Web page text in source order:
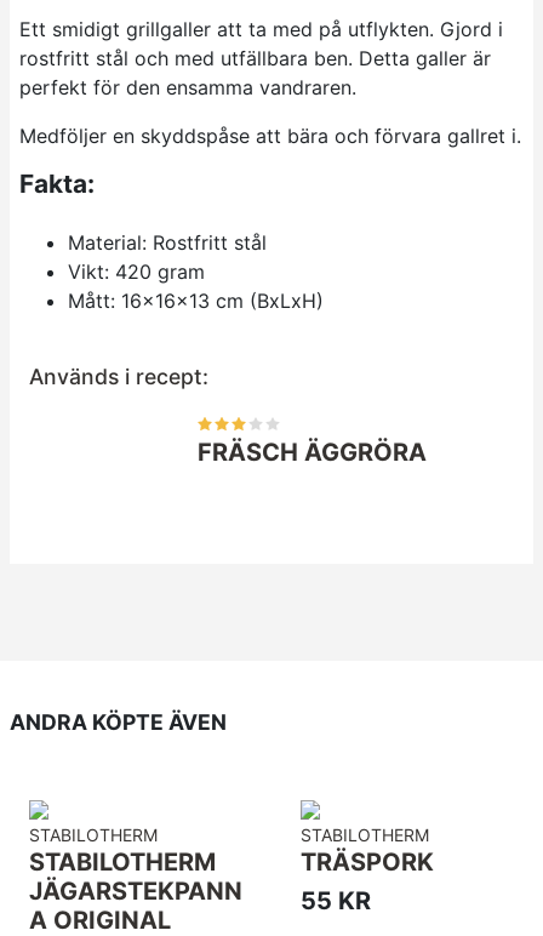
Ett smidigt grillgaller att ta med på utflykten. Gjord i
rostfritt stål och med utfällbara ben. Detta galler är
perfekt för den ensamma vandraren.
Medföljer en skyddspåse att bära och förvara gallret i.
Fakta:
Material: Rostfritt stål
Vikt: 420 gram
Mått: 16x16x13 cm (BxLxH)
Används i recept:
FRÄSCH ÄGGRÖRA
ANDRA KÖPTE ÄVEN
STABILOTHERM
STABILOTHERM
JÄGARSTEKPANN
A ORIGINAL
STABILOTHERM
TRÄSPORK
55 KR